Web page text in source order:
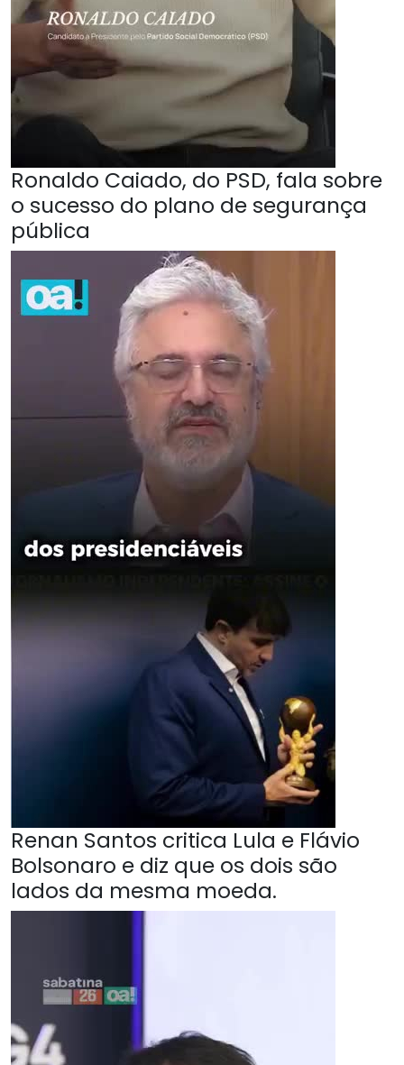
Ronaldo Caiado, do PSD, fala sobre
o sucesso do plano de segurança
pública
Renan Santos critica Lula e Flávio
Bolsonaro e diz que os dois são
lados da mesma moeda.